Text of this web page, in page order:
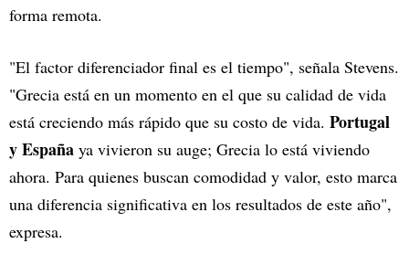
forma remota.
"El factor diferenciador final es el tiempo", señala Stevens.
"Grecia está en un momento en el que su calidad de vida
está creciendo más rápido que su costo de vida. Portugal
y España ya vivieron su auge; Grecia lo está viviendo
ahora. Para quienes buscan comodidad y valor, esto marca
una diferencia significativa en los resultados de este año",
expresa.